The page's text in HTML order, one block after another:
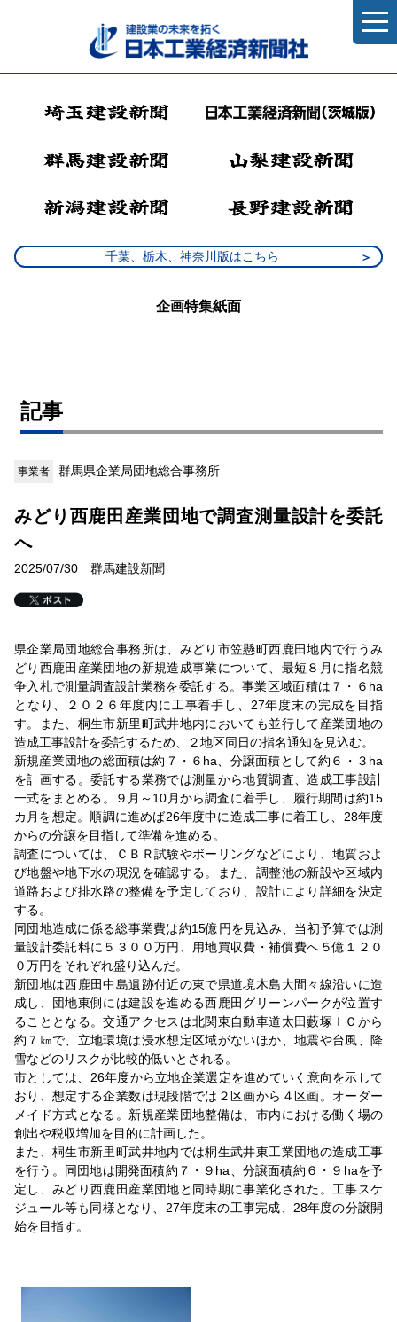
千葉、栃木、神奈川版はこちら
企画特集紙面
記事
事業者 群馬県企業局団地総合事務所
みどり西鹿田産業団地で調査測量設計を委託
へ
2025/07/30 群馬建設新聞
県企業局団地総合事務所は、みどり市笠懸町西鹿田地内で行うみ
どり西鹿田産業団地の新規造成事業について、最短８月に指名競
争入札で測量調査設計業務を委託する。事業区域面積は７・６ha
となり、２０２６年度内に工事着手し、27年度末の完成を目指
す。また、桐生市新里町武井地内においても並行して産業団地の
造成工事設計を委託するため、２地区同日の指名通知を見込む。
新規産業団地の総面積は約７・６ha、分譲面積として約６・３ha
を計画する。委託する業務では測量から地質調査、造成工事設計
一式をまとめる。９月～10月から調査に着手し、履行期間は約15
カ月を想定。順調に進めば26年度中に造成工事に着工し、28年度
からの分譲を目指して準備を進める。
調査については、ＣＢＲ試験やボーリングなどにより、地質およ
び地盤や地下水の現況を確認する。また、調整池の新設や区域内
道路および排水路の整備を予定しており、設計により詳細を決定
する。
同団地造成に係る総事業費は約15億円を見込み、当初予算では測
量設計委託料に５３００万円、用地買収費・補償費へ５億１２０
０万円をそれぞれ盛り込んだ。
新団地は西鹿田中島遺跡付近の東で県道境木島大間々線沿いに造
成し、団地東側には建設を進める西鹿田グリーンパークが位置す
ることとなる。交通アクセスは北関東自動車道太田藪塚ＩＣから
約７㎞で、立地環境は浸水想定区域がないほか、地震や台風、降
雪などのリスクが比較的低いとされる。
市としては、26年度から立地企業選定を進めていく意向を示して
おり、想定する企業数は現段階では２区画から４区画。オーダー
メイド方式となる。新規産業団地整備は、市内における働く場の
創出や税収増加を目的に計画した。
また、桐生市新里町武井地内では桐生武井東工業団地の造成工事
を行う。同団地は開発面積約７・９ha、分譲面積約６・９haを予
定し、みどり西鹿田産業団地と同時期に事業化された。工事スケ
ジュール等も同様となり、27年度末の工事完成、28年度の分譲開
始を目指す。